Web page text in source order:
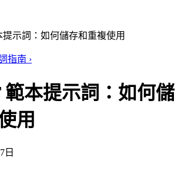
提示詞：如何儲存和重複使用
指南 ›
範本提示詞：如何儲
用
日